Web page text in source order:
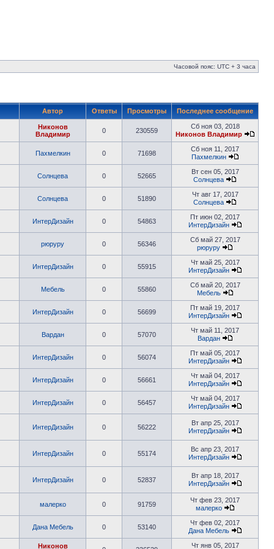
Часовой пояс: UTC + 3 часа
Автор Ответы Просмотры Последнее сообщение
Никонов
Владимир
0 230559
Сб ноя 03, 2018
Никонов Владимир
Пахмелкин 0 71698
Сб ноя 11, 2017
Пахмелкин
Солнцева 0 52665
Вт сен 05, 2017
Солнцева
Солнцева 0 51890
Чт авг 17, 2017
Солнцева
ИнтерДизайн 0 54863
Пт июн 02, 2017
ИнтерДизайн
рюруру 0 56346
Сб май 27, 2017
рюруру
ИнтерДизайн 0 55915
Чт май 25, 2017
ИнтерДизайн
Мебель 0 55860
Сб май 20, 2017
Мебель
ИнтерДизайн 0 56699
Пт май 19, 2017
ИнтерДизайн
Вардан 0 57070
Чт май 11, 2017
Вардан
ИнтерДизайн 0 56074
Пт май 05, 2017
ИнтерДизайн
ИнтерДизайн 0 56661
Чт май 04, 2017
ИнтерДизайн
ИнтерДизайн 0 56457
Чт май 04, 2017
ИнтерДизайн
ИнтерДизайн 0 56222
Вт апр 25, 2017
ИнтерДизайн
ИнтерДизайн 0 55174
Вс апр 23, 2017
ИнтерДизайн
ИнтерДизайн 0 52837
Вт апр 18, 2017
ИнтерДизайн
малерко 0 91759
Чт фев 23, 2017
малерко
Дана Мебель 0 53140
Чт фев 02, 2017
Дана Мебель
Никонов Чт янв 05, 2017